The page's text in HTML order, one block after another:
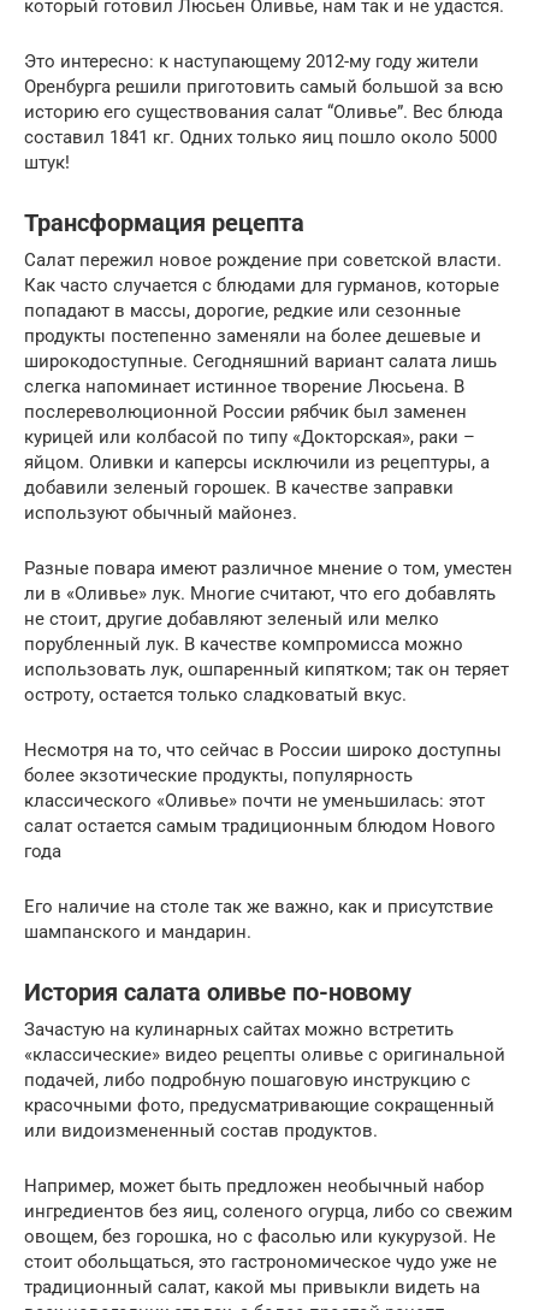
который готовил Люсьен Оливье, нам так и не удастся.
Это интересно: к наступающему 2012-му году жители
Оренбурга решили приготовить самый большой за всю
историю его существования салат “Оливье”. Вес блюда
составил 1841 кг. Одних только яиц пошло около 5000
штук!
Трансформация рецепта
Салат пережил новое рождение при советской власти.
Как часто случается с блюдами для гурманов, которые
попадают в массы, дорогие, редкие или сезонные
продукты постепенно заменяли на более дешевые и
широкодоступные. Сегодняшний вариант салата лишь
слегка напоминает истинное творение Люсьена. В
послереволюционной России рябчик был заменен
курицей или колбасой по типу «Докторская», раки –
яйцом. Оливки и каперсы исключили из рецептуры, а
добавили зеленый горошек. В качестве заправки
используют обычный майонез.
Разные повара имеют различное мнение о том, уместен
ли в «Оливье» лук. Многие считают, что его добавлять
не стоит, другие добавляют зеленый или мелко
порубленный лук. В качестве компромисса можно
использовать лук, ошпаренный кипятком; так он теряет
остроту, остается только сладковатый вкус.
Несмотря на то, что сейчас в России широко доступны
более экзотические продукты, популярность
классического «Оливье» почти не уменьшилась: этот
салат остается самым традиционным блюдом Нового
года
Его наличие на столе так же важно, как и присутствие
шампанского и мандарин.
История салата оливье по-новому
Зачастую на кулинарных сайтах можно встретить
«классические» видео рецепты оливье с оригинальной
подачей, либо подробную пошаговую инструкцию с
красочными фото, предусматривающие сокращенный
или видоизмененный состав продуктов.
Например, может быть предложен необычный набор
ингредиентов без яиц, соленого огурца, либо со свежим
овощем, без горошка, но с фасолью или кукурузой. Не
стоит обольщаться, это гастрономическое чудо уже не
традиционный салат, какой мы привыкли видеть на